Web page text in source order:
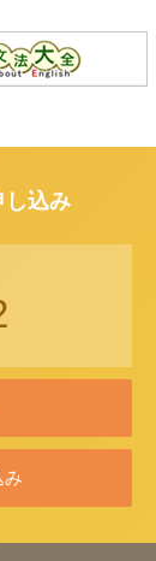
し込み
み